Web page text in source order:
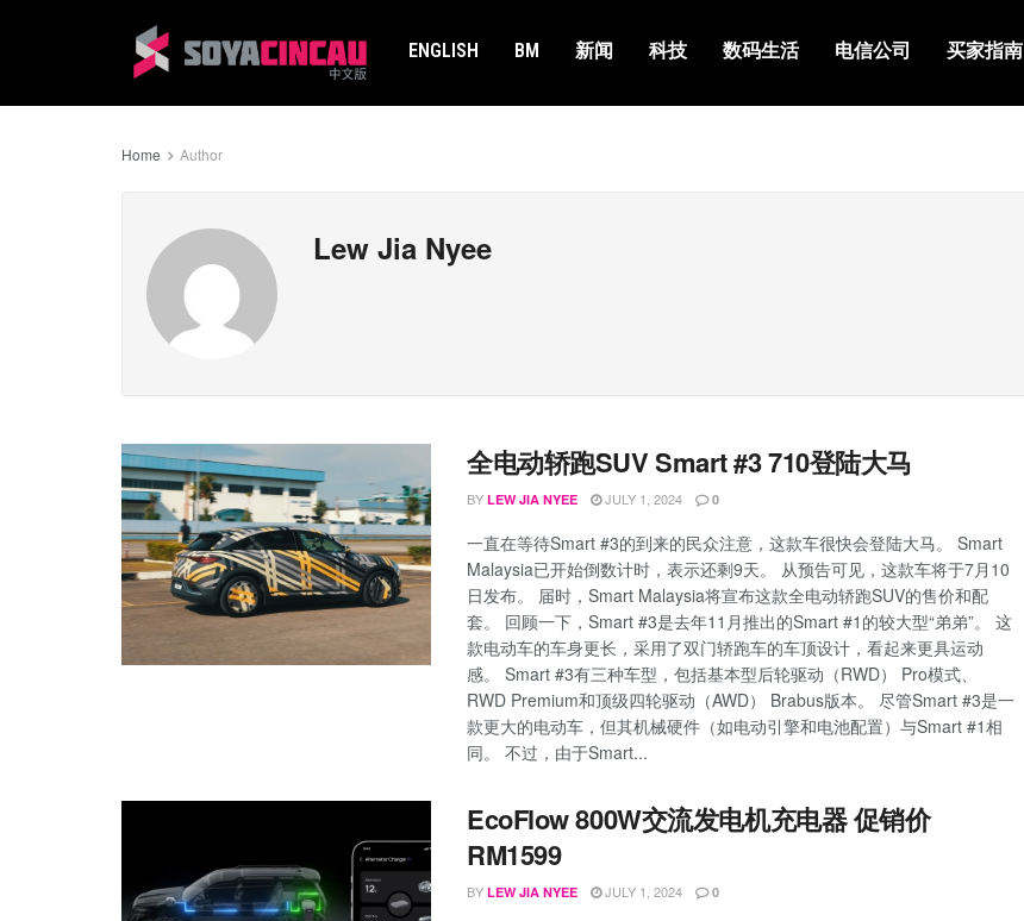
ENGLISH BM 新闻 科技 数码生活 电信公司 买家指南
Home Author
Lew Jia Nyee
全电动轿跑SUV Smart #3 710登陆大马
BY LEW JIA NYEE JULY 1, 2024 0
一直在等待Smart #3的到来的民众注意，这款车很快会登陆大马。 Smart
Malaysia已开始倒数计时，表示还剩9天。 从预告可见，这款车将于7月10
日发布。 届时，Smart Malaysia将宣布这款全电动轿跑SUV的售价和配
套。 回顾一下，Smart #3是去年11月推出的Smart #1的较大型“弟弟”。 这
款电动车的车身更长，采用了双门轿跑车的车顶设计，看起来更具运动
感。 Smart #3有三种车型，包括基本型后轮驱动（RWD） Pro模式、
RWD Premium和顶级四轮驱动（AWD） Brabus版本。 尽管Smart #3是一
款更大的电动车，但其机械硬件（如电动引擎和电池配置）与Smart #1相
同。 不过，由于Smart...
EcoFlow 800W交流发电机充电器 促销价
RM1599
BY LEW JIA NYEE JULY 1, 2024 0